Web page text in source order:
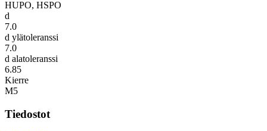
HUPO, HSPO
d
7.0
d ylätoleranssi
7.0
d alatoleranssi
6.85
Kierre
M5
Tiedostot